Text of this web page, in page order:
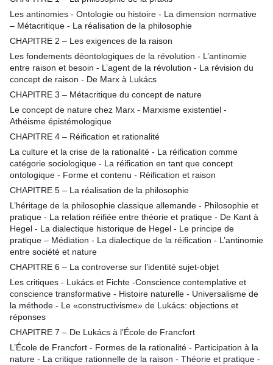
Les antinomies - Ontologie ou histoire - La dimension normative
– Métacritique - La réalisation de la philosophie
CHAPITRE 2 – Les exigences de la raison
Les fondements déontologiques de la révolution - L’antinomie
entre raison et besoin - L’agent de la révolution - La révision du
concept de raison - De Marx à Lukács
CHAPITRE 3 – Métacritique du concept de nature
Le concept de nature chez Marx - Marxisme existentiel -
Athéisme épistémologique
CHAPITRE 4 – Réification et rationalité
La culture et la crise de la rationalité - La réification comme
catégorie sociologique - La réification en tant que concept
ontologique - Forme et contenu - Réification et raison
CHAPITRE 5 – La réalisation de la philosophie
L’héritage de la philosophie classique allemande - Philosophie et
pratique - La relation réifiée entre théorie et pratique - De Kant à
Hegel - La dialectique historique de Hegel - Le principe de
pratique – Médiation - La dialectique de la réification - L’antinomie
entre société et nature
CHAPITRE 6 – La controverse sur l’identité sujet-objet
Les critiques - Lukács et Fichte -Conscience contemplative et
conscience transformative - Histoire naturelle - Universalisme de
la méthode - Le «constructivisme» de Lukács: objections et
réponses
CHAPITRE 7 – De Lukács à l’École de Francfort
L’École de Francfort - Formes de la rationalité - Participation à la
nature - La critique rationnelle de la raison - Théorie et pratique -